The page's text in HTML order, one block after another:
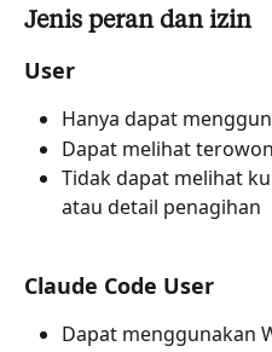
Jenis peran dan izin
User
Hanya dapat
Dapat melihat
Tidak dapat melihat
atau detail penagihan
Claude Code User
Dapat menggunakan